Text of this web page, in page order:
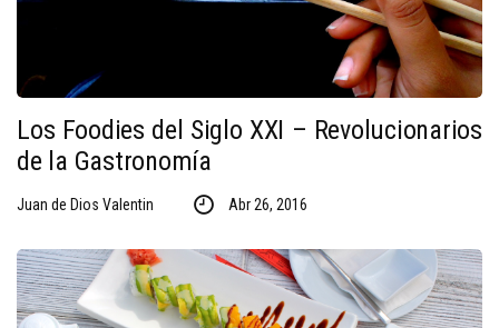
Los Foodies del Siglo XXI – Revolucionarios
de la Gastronomía
Juan de Dios Valentin Abr 26, 2016